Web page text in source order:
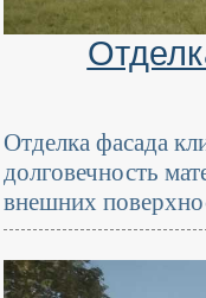
Отделка фасада
долговечность
внешних